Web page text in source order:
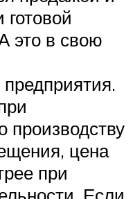
это в свою
производству
цена
при